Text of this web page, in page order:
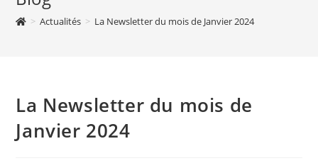
> Actualités > La Newsletter du mois de Janvier 2024
La Newsletter du mois de
Janvier 2024